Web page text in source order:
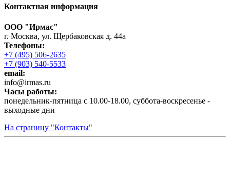
Контактная информация
ООО "Ирмас"
г. Москва, ул. Щербаковская д. 44а
Телефоны:
+7 (495) 506-2635
+7 (903) 540-5533
email:
infо@irmas.ru
Часы работы:
понедельник-пятница с 10.00-18.00, суббота-воскресенье -
выходные дни
На страницу "Контакты"